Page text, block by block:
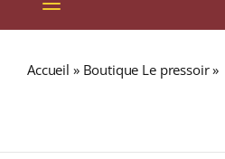
Toggle
Navigation
Accueil » Boutique Le pressoir»